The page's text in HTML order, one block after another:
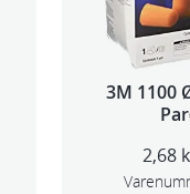
3M 1100
2,68